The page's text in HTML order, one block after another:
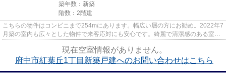
築年数：新築
階数：2階建
こちらの物件はコンビニまで254mにあります。幅広い層の方にお勧め。2022年7
月築の室内も広々とした物件で来客応対にも安心です。綺麗で清潔感のある室内
現在空室情報がありません。
府中市紅葉丘1丁目新築戸建へのお問い合わせはこちら